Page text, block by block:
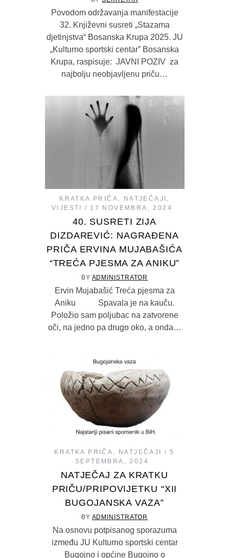
BYSEKRETAR
Povodom održavanja manifestacije
32. Književni susreti „Stazama
djetinjstva“ Bosanska Krupa 2025. JU
„Kulturno sportski centar” Bosanska
Krupa, raspisuje: JAVNI POZIV za
KRATKA PRIČA,NATJEČAJI ,
40. SUSRETI ZIJA
DIZDAREVIĆ: NAGRAĐENA
PRIČA ERVINA MUJABAŠIĆA
BY ADMINISTRATOR
Ervin Mujabašić Treća pjesma za
Aniku Spavala je na kauču.
Položio sam poljubac na zatvorene
KRATKA PRIČA , NATJEČAJI
SEPTEMBRA, 2024
NATJEČAJ ZA KRATKU
PRIČU/PRIPOVIJETKU “XII
ADMINISTRATOR
Na osnovu potpisanog sporazuma
između JU Kulturno sportski centar